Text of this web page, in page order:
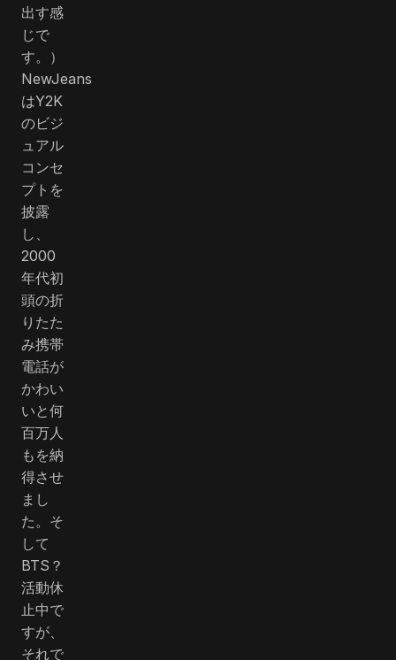
出す感
じで
す。）
NewJeans
はY2K
のビジ
ュアル
コンセ
プトを
披露
し、
2000
年代初
頭の折
りたた
み携帯
電話が
かわい
いと何
百万人
もを納
得させ
まし
た。そ
して
BTS？
活動休
止中で
すが、
それで